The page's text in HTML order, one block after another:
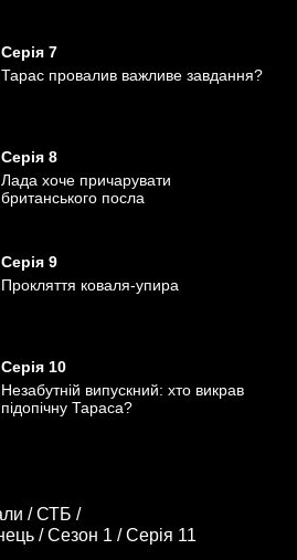
Серія 7
Тарас провалив важливе завдання?
Серія 8
Лада хоче причарувати
британського посла
Серія 9
Прокляття коваля-упира
Серія 10
Незабутній випускний: хто викрав
підопічну Тараса?
/СТБ /
/Сезон 1 /Серія 11